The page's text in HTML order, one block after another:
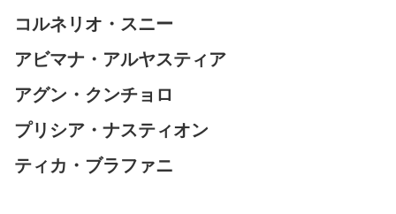
コルネリオ・スニー
アビマナ・アルヤスティア
アグン・クンチョロ
プリシア・ナスティオン
ティカ・ブラファニ